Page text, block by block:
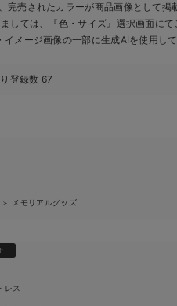
完売されたカラーが商品画像として掲
しては、『色・サイズ』選択画面に
イメージ画像の一部に生成AIを使用し
登録数 67
＞ メモリアルグッズ
レス